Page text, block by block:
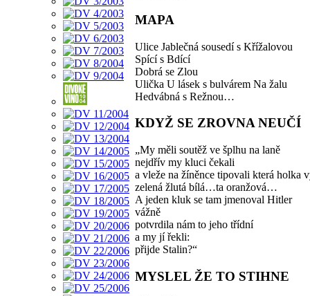
MAPA
Ulice Jablečná sousedí s Křížalovou
Spící s Bdící
Dobrá se Zlou
Ulička U lásek s bulvárem Na žalu
Hedvábná s Režnou…
KDYŽ SE ZROVNA NEUČÍ
„My měli soutěž ve šplhu na laně
nejdřív my kluci čekali
a vleže na žíněnce tipovali která holka
zelená žlutá bílá…ta oranžová…
A jeden kluk se tam jmenoval Hitler
vážně
potvrdila nám to jeho třídní
a my jí řekli:
přijde Stalin?“
MYSLEL ŽE TO STIHNE